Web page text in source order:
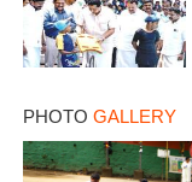
PHOTO GALLERY